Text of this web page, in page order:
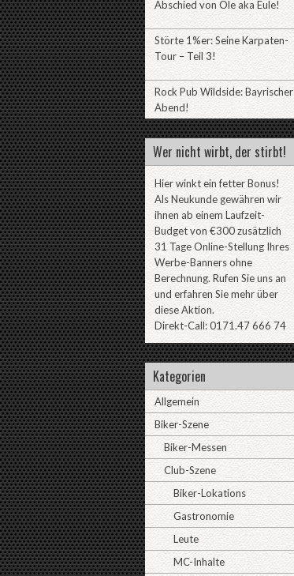
Abschied von Ole aka Eule!
Störte 1%er: Seine Karpaten-
Tour – Teil 3!
Rock Pub Wildside: Bayrischer
Abend!
Wer nicht wirbt, der stirbt!
Hier winkt ein fetter Bonus!
Als Neukunde gewähren wir
ihnen ab einem Laufzeit-
Budget von €300 zusätzlich
31 Tage Online-Stellung Ihres
Werbe-Banners ohne
Berechnung. Rufen Sie uns an
und erfahren Sie mehr über
diese Aktion.
Direkt-Call: 0171.47 666 74
Kategorien
Allgemein
Biker-Szene
Biker-Messen
Club-Szene
Biker-Lokations
Gastronomie
Leute
MC-Inhalte